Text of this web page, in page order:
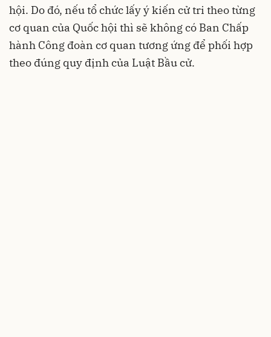
hội. Do đó, nếu tổ chức lấy ý kiến cử tri theo từng
cơ quan của Quốc hội thì sẽ không có Ban Chấp
hành Công đoàn cơ quan tương ứng để phối hợp
theo đúng quy định của Luật Bầu cử.